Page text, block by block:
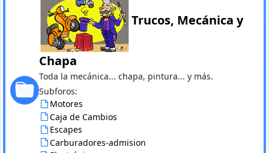
Trucos, Mecánica y
Chapa
Toda la mecánica... chapa, pintura... y más.
Subforos:
Motores
Caja de Cambios
Escapes
Carburadores-admision